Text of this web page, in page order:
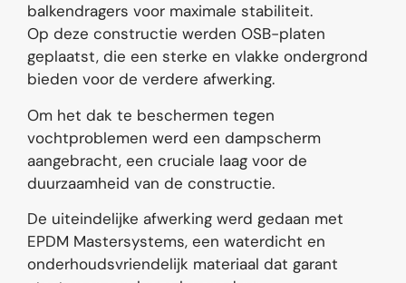
balkendragers voor maximale stabiliteit.
Op deze constructie werden OSB-platen
geplaatst, die een sterke en vlakke ondergrond
bieden voor de verdere afwerking.
Om het dak te beschermen tegen
vochtproblemen werd een dampscherm
aangebracht, een cruciale laag voor de
duurzaamheid van de constructie.
De uiteindelijke afwerking werd gedaan met
EPDM Mastersystems, een waterdicht en
onderhoudsvriendelijk materiaal dat garant